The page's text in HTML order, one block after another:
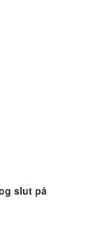
slut på